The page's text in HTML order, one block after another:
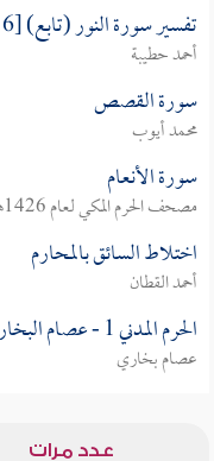
تفسير سورة النور (تابع) [6 - 10]
أحمد حطيبة
سورة القصص
محمد أيوب
سورة الأنعام
مصحف الحرم المكي لعام 1426هـ
اختلاط السائق بالمحارم
أحمد القطان
الحرم المدني 1 - عصام البخارى
عصام بخاري
عدد مرات